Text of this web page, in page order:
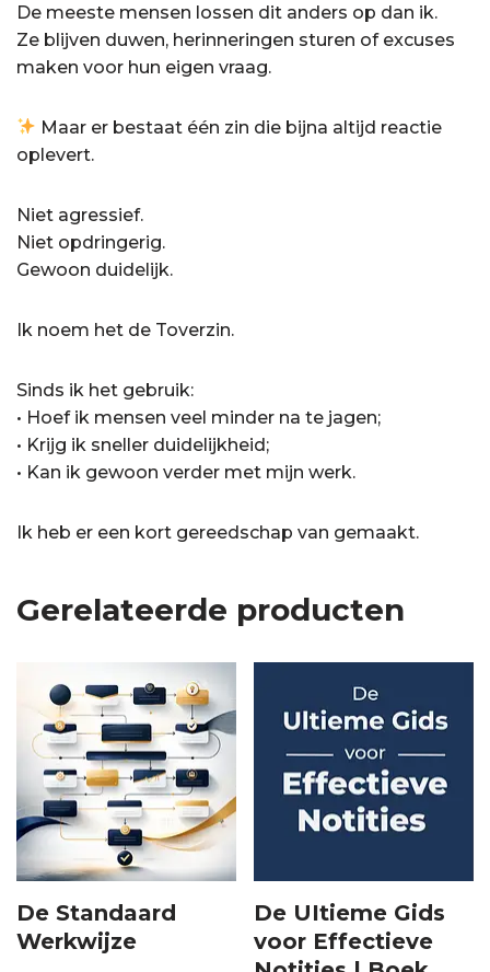
De meeste mensen lossen dit anders op dan ik.
Ze blijven duwen, herinneringen sturen of excuses
maken voor hun eigen vraag.
Maar er bestaat één zin die bijna altijd reactie
oplevert.
Niet agressief.
Niet opdringerig.
Gewoon duidelijk.
Ik noem het de Toverzin.
Sinds ik het gebruik:
• Hoef ik mensen veel minder na te jagen;
• Krijg ik sneller duidelijkheid;
• Kan ik gewoon verder met mijn werk.
Ik heb er een kort gereedschap van gemaakt.
Gerelateerde producten
De Standaard
Werkwijze
De UItieme Gids
voor Effectieve